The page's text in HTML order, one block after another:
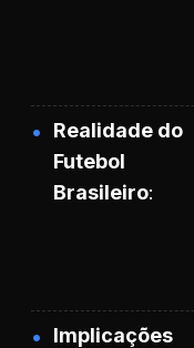
Realidade do
Futebol
Brasileiro
Implicações